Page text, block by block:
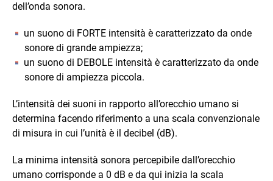
dell’onda sonora.
un suono di FORTE intensità è caratterizzato da onde
sonore di grande ampiezza;
un suono di DEBOLE intensità è caratterizzato da onde
sonore di ampiezza piccola.
L’intensità dei suoni in rapporto all’orecchio umano si
determina facendo riferimento a una scala convenzionale
di misura in cui l’unità è il decibel (dB).
La minima intensità sonora percepibile dall’orecchio
umano corrisponde a 0 dB e da qui inizia la scala